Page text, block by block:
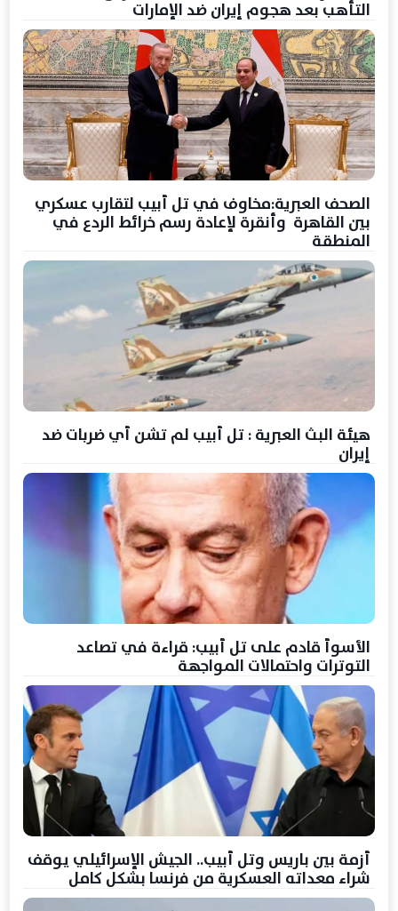
التأهب بعد هجوم إيران ضد الإمارات
الصحف العبرية:مخاوف في تل أبيب لتقارب عسكري
بين القاهرة وأنقرة لإعادة رسم خرائط الردع في
المنطقة
هيئة البث العبرية : تل أبيب لم تشن أي ضربات ضد
إيران
الأسوأ قادم على تل أبيب: قراءة في تصاعد
التوترات واحتمالات المواجهة
أزمة بين باريس وتل أبيب.. الجيش الإسرائيلي يوقف
شراء معداته العسكرية من فرنسا بشكل كامل